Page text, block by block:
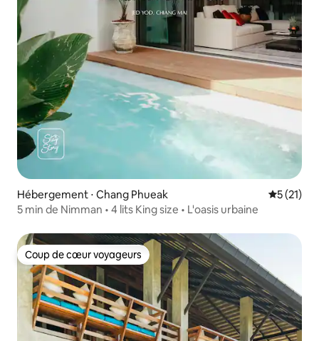
Hébergement ⋅ Chang Phueak
5 (21)
5 min de Nimman • 4 lits King size • L'oasis urbaine
Coup de cœur voyageurs
Coup de cœur voyageurs